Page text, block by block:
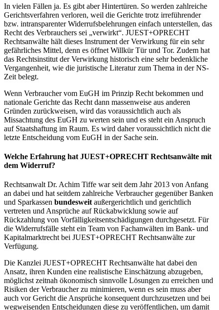
In vielen Fällen ja. Es gibt aber Hintertüren. So werden zahlreiche
Gerichtsverfahren verloren, weil die Gerichte trotz irreführender
bzw. intransparenter Widerrufsbelehrungen einfach unterstellen, das
Recht des Verbrauchers sei „verwirkt“. JUEST+OPRECHT
Rechtsanwälte hält dieses Instrument der Verwirkung für ein sehr
gefährliches Mittel, denn es öffnet Willkür Tür und Tor. Zudem hat
das Rechtsinstitut der Verwirkung historisch eine sehr bedenkliche
Vergangenheit, wie die juristische Literatur zum Thema in der NS-
Zeit belegt.
Wenn Verbraucher vom EuGH im Prinzip Recht bekommen und
nationale Gerichte das Recht dann massenweise aus anderen
Gründen zurückweisen, wird das voraussichtlich auch als
Missachtung des EuGH zu werten sein und es steht ein Anspruch
auf Staatshaftung im Raum. Es wird daher voraussichtlich nicht die
letzte Entscheidung vom EuGH in der Sache sein.
Welche Erfahrung hat JUEST+OPRECHT Rechtsanwälte mit
dem Widerruf?
Rechtsanwalt Dr. Achim Tiffe war seit dem Jahr 2013 von Anfang
an dabei und hat seitdem zahlreiche Verbraucher gegenüber Banken
und Sparkassen bundesweit außergerichtlich und gerichtlich
vertreten und Ansprüche auf Rückabwicklung sowie auf
Rückzahlung von Vorfälligkeitsentschädigungen durchgesetzt. Für
die Widerrufsfälle steht ein Team von Fachanwälten im Bank- und
Kapitalmarktrecht bei JUEST+OPRECHT Rechtsanwälte zur
Verfügung.
Die Kanzlei JUEST+OPRECHT Rechtsanwälte hat dabei den
Ansatz, ihren Kunden eine realistische Einschätzung abzugeben,
möglichst zeitnah ökonomisch sinnvolle Lösungen zu erreichen und
Risiken der Verbraucher zu minimieren, wenn es sein muss aber
auch vor Gericht die Ansprüche konsequent durchzusetzen und bei
wegweisenden Entscheidungen diese zu veröffentlichen, um damit